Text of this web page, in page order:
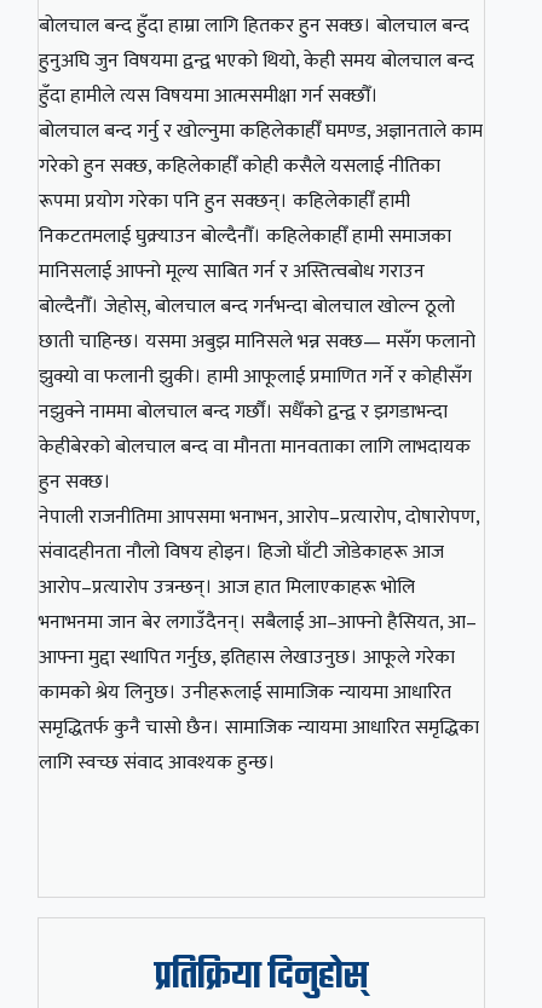
बोलचाल बन्द हुँदा हाम्रा लागि हितकर हुन सक्छ। बोलचाल बन्द
हुनुअघि जुन विषयमा द्वन्द्व भएको थियो, केही समय बोलचाल बन्द
हुँदा हामीले त्यस विषयमा आत्मसमीक्षा गर्न सक्छौँ।
बोलचाल बन्द गर्नु र खोल्नुमा कहिलेकाहीँ घमण्ड, अज्ञानताले काम
गरेको हुन सक्छ, कहिलेकाहीँ कोही कसैले यसलाई नीतिका
रूपमा प्रयोग गरेका पनि हुन सक्छन्। कहिलेकाहीँ हामी
निकटतमलाई घुक्र्याउन बोल्दैनौँ। कहिलेकाहीँ हामी समाजका
मानिसलाई आफ्नो मूल्य साबित गर्न र अस्तित्वबोध गराउन
बोल्दैनौँ। जेहोस्, बोलचाल बन्द गर्नभन्दा बोलचाल खोल्न ठूलो
छाती चाहिन्छ। यसमा अबुझ मानिसले भन्न सक्छ— मसँग फलानो
झुक्यो वा फलानी झुकी। हामी आफूलाई प्रमाणित गर्ने र कोहीसँग
नझुक्ने नाममा बोलचाल बन्द गर्छौं। सधैँको द्वन्द्व र झगडाभन्दा
केहीबेरको बोलचाल बन्द वा मौनता मानवताका लागि लाभदायक
हुन सक्छ।
नेपाली राजनीतिमा आपसमा भनाभन, आरोप–प्रत्यारोप, दोषारोपण,
संवादहीनता नौलो विषय होइन। हिजो घाँटी जोडेकाहरू आज
आरोप–प्रत्यारोप उत्रन्छन्। आज हात मिलाएकाहरू भोलि
भनाभनमा जान बेर लगाउँदैनन्। सबैलाई आ–आफ्नो हैसियत, आ–
आफ्ना मुद्दा स्थापित गर्नुछ, इतिहास लेखाउनुछ। आफूले गरेका
कामको श्रेय लिनुछ। उनीहरूलाई सामाजिक न्यायमा आधारित
समृद्धितर्फ कुनै चासो छैन। सामाजिक न्यायमा आधारित समृद्धिका
लागि स्वच्छ संवाद आवश्यक हुन्छ।
प्रतिक्रिया दिनुहोस्